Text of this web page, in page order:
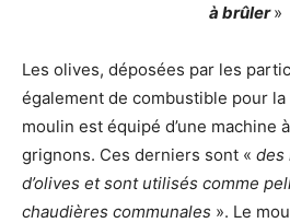
à brûler»
Les olives, déposées par les
également de combustible pour
moulin est équipé d’une machine
grignons. Ces derniers sont « des
d’olives et sont utilisés comme
chaudières communales ». Le